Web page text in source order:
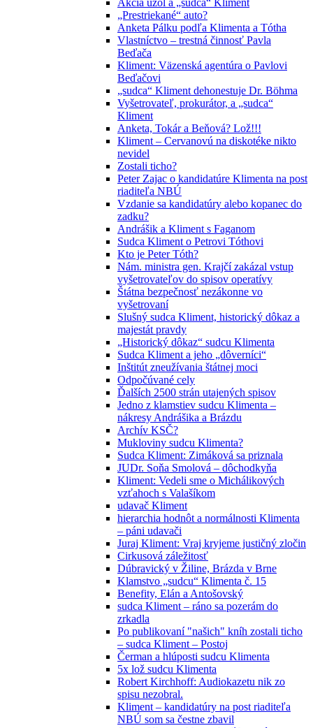
„Prestriekané“ auto?
Anketa Pálku podľa Klimenta a Tótha
Vlastníctvo – trestná činnosť Pavla
Beďača
Kliment: Väzenská agentúra o Pavlovi
Beďačovi
„sudca“ Kliment dehonestuje Dr. Böhma
Vyšetrovateľ, prokurátor, a „sudca“
Kliment
Anketa, Tokár a Beňová? Lož!!!
Kliment – Cervanovú na diskotéke nikto
nevidel
Zostali ticho?
Peter Zajac o kandidatúre Klimenta na post
riaditeľa NBÚ
Vzdanie sa kandidatúry alebo kopanec do
zadku?
Andrášik a Kliment s Faganom
Sudca Kliment o Petrovi Tóthovi
Kto je Peter Tóth?
Nám. ministra gen. Krajčí zakázal vstup
vyšetrovateľov do spisov operatívy
Štátna bezpečnosť nezákonne vo
vyšetrovaní
Slušný sudca Kliment, historický dôkaz a
majestát pravdy
„Historický dôkaz“ sudcu Klimenta
Sudca Kliment a jeho „dôverníci“
Inštitút zneužívania štátnej moci
Odpočúvané cely
Ďalších 2500 strán utajených spisov
Jedno z klamstiev sudcu Klimenta –
nákresy Andrášika a Brázdu
Archív KSČ?
Mukloviny sudcu Klimenta?
Sudca Kliment: Zimáková sa priznala
JUDr. Soňa Smolová – dôchodkyňa
Kliment: Vedeli sme o Michálikových
vzťahoch s Valašíkom
udavač Kliment
hierarchia hodnôt a normálnosti Klimenta
– páni udavači
Juraj Kliment: Vraj kryjeme justičný zločin
Cirkusová záležitosť
Dúbravický v Žiline, Brázda v Brne
Klamstvo „sudcu“ Klimenta č. 15
Benefity, Elán a Antošovský
sudca Kliment – ráno sa pozerám do
zrkadla
Po publikovaní "našich" kníh zostali ticho
– sudca Kliment – Postoj
Čerman a hlúposti sudcu Klimenta
5x lož sudcu Klimenta
Robert Kirchhoff: Audiokazetu nik zo
spisu nezobral.
Kliment – kandidatúry na post riaditeľa
NBÚ som sa čestne zbavil